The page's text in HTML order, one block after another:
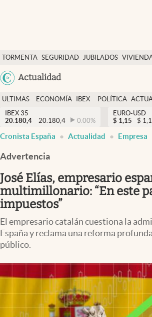
TORMENTA SEGURIDAD JUBILADOS
Actualidad
Economía y finanzas
Política
Actualidad
Criptomonedas
España
ULTIMAS
NOTICIAS
ECONOMÍA
FINANZAS
IBEX
EURO
POLÍTICA
IBEX 35
20.180,4
20.180,4 0.00%
EURO-USD
$ 1,15 $
Cronista España Actualidad Empresa
Advertencia
José Elías, empresario
multimillonario: “En este
impuestos”
El empresario catalán cuestiona la
España y reclama una reforma
público.